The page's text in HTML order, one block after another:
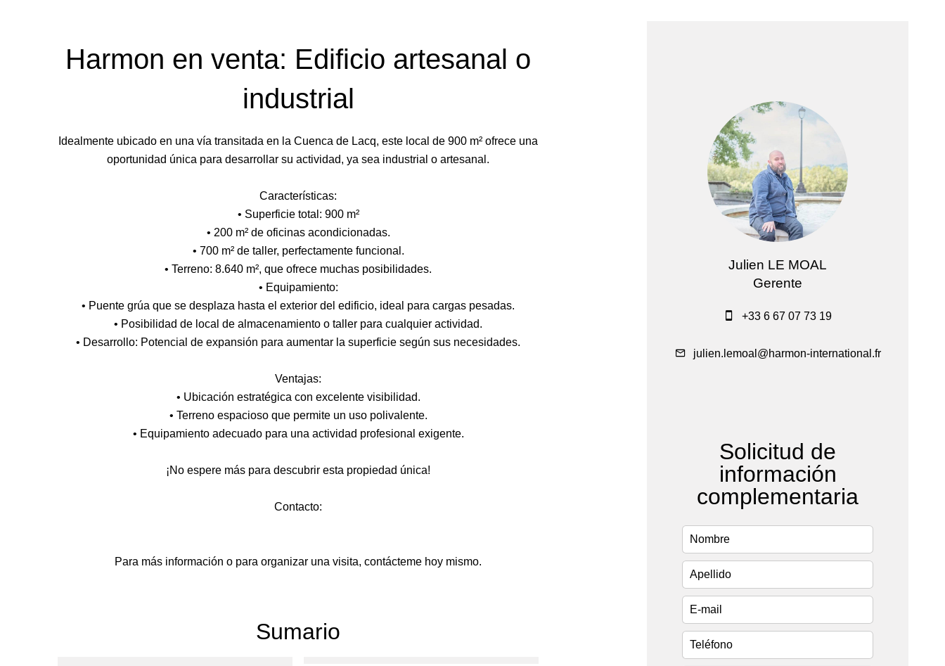
Harmon en venta: Edificio artesanal o
industrial
Idealmente ubicado en una vía transitada en la Cuenca de Lacq, este local de 900 m² ofrece una
oportunidad única para desarrollar su actividad, ya sea industrial o artesanal.
Características:
• Superficie total: 900 m²
• 200 m² de oficinas acondicionadas.
• 700 m² de taller, perfectamente funcional.
• Terreno: 8.640 m², que ofrece muchas posibilidades.
• Equipamiento:
• Puente grúa que se desplaza hasta el exterior del edificio, ideal para cargas pesadas.
• Posibilidad de local de almacenamiento o taller para cualquier actividad.
• Desarrollo: Potencial de expansión para aumentar la superficie según sus necesidades.
Ventajas:
• Ubicación estratégica con excelente visibilidad.
• Terreno espacioso que permite un uso polivalente.
• Equipamiento adecuado para una actividad profesional exigente.
¡No espere más para descubrir esta propiedad única!
Contacto:
Para más información o para organizar una visita, contácteme hoy mismo.
Sumario
Julien LE MOAL
Gerente
+33 6 67 07 73 19
julien.lemoal@harmon-international.fr
Solicitud de
información
complementaria